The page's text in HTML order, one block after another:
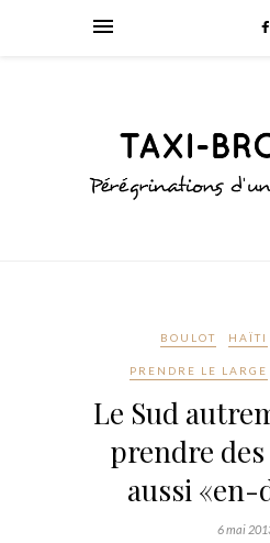
BOULOT HAÏTI
PRENDRE LE LARGE
Le Sud
prendre
aussi «en-
6 mai